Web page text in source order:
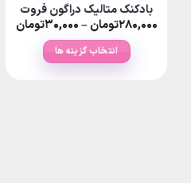
بادکنک متالیک دراگون فروت
۲۸۰,۰۰۰تومان –۳۰,۰۰۰تومان
انتخاب گزینه ها